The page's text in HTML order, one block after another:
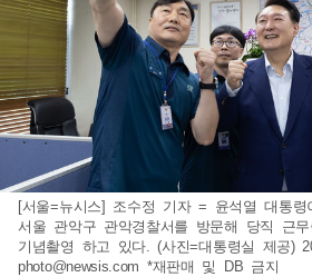
[서울=뉴시스] 조수정 기자 = 윤석열 대통
서울 관악구 관악경찰서를 방문해 당직 근
기념촬영 하고 있다. (사진=대통령실 제공)
photo@newsis.com *재판매 및 DB 금지